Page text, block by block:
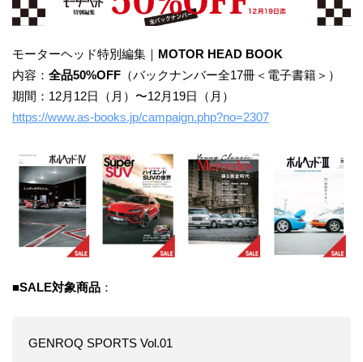
モーターヘッド特別編集｜ MOTOR HEAD BOOK
内容： 全品50%OFF （バックナンバー全17冊＜電子書籍＞）
期間：12月12日（月）〜12月19日（月）
https://www.as-books.jp/campaign.php?no=2307
■SALE対象商品 ：
GENROQ SPORTS Vol.01